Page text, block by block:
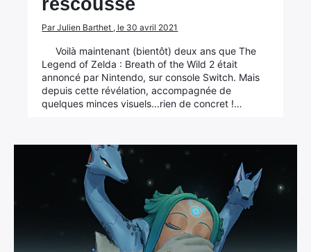
rescousse
Par Julien Barthet , le 30 avril 2021
Voilà maintenant (bientôt) deux ans que The
Legend of Zelda : Breath of the Wild 2 était
annoncé par Nintendo, sur console Switch. Mais
depuis cette révélation, accompagnée de
quelques minces visuels...rien de concret !…
×